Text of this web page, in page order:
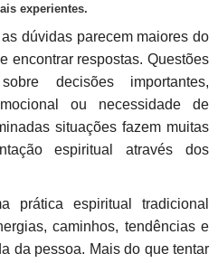
experientes.
dúvidas parecem maiores do
encontrar respostas. Questões
decisões importantes,
ou necessidade de
situações fazem muitas
espiritual através dos
espiritual tradicional
caminhos, tendências e
da pessoa. Mais do que tentar